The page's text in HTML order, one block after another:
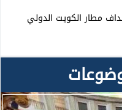
مطار الكويت الدولي